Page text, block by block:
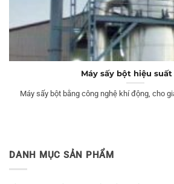
Máy sấy bột hiệu suất
Máy sấy bột bằng công nghệ khí động, cho
DANH MỤC SẢN PHẨM